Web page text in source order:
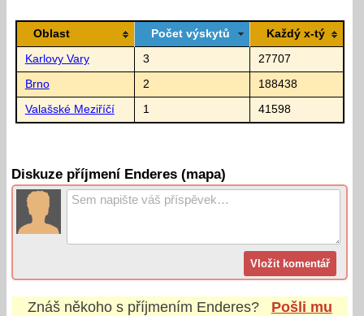
Oblast Počet výskytů Každý x-tý
Karlovy Vary 3 27707
Brno 2 188438
Valašské Meziříčí 1 41598
Diskuze příjmení Enderes (mapa)
Znáš někoho s příjmením Enderes?
Pošli mu